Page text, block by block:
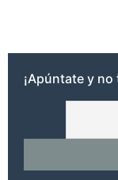
¡Apúntate y